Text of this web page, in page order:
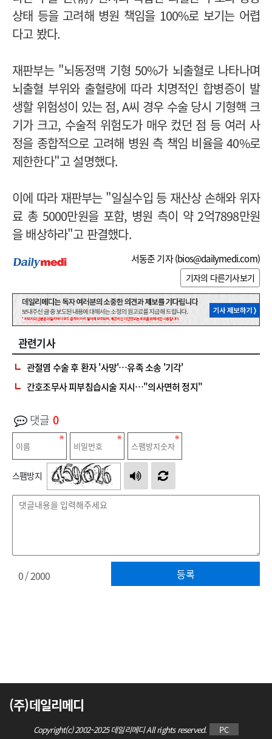
상태 등을 고려해 병원 책임을 100%로 보기는 어렵
다고 봤다.
재판부는 "뇌동정맥 기형 50%가 뇌출혈로 나타나며
뇌출혈 부위와 출혈량에 따라 치명적인 합병증이 발
생할 위험성이 있는 점, A씨 경우 수술 당시 기형핵 크
기가 크고, 수술적 위험도가 매우 컸던 점 등 여러 사
정을 종합적으로 고려해 병원 측 책임 비율을 40%로
제한한다"고 설명했다.
이에 따라 재판부는 "일실수입 등 재산상 손해와 위자
료 총 5000만원을 포함, 병원 측이 약 2억7898만원
을 배상하라"고 판결했다.
서동준 기자 (bios@dailymedi.com)
기자의 다른기사보기
관련기사
관절염 수술 후 환자 '사망'…유족 소송 '기각'
간호조무사 피부침습시술 지시…"의사면허 정지"
댓글 0
스팸방지
등록
0/ 2000
(주)데일리메디
Copyright(c) 2002~2025 데일리메디 All rights reserved. PC